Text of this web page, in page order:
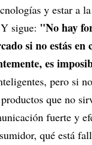
y estar a
sigue: "No hay
si no estás en
es
pero si
que no
fuerte y
qué está